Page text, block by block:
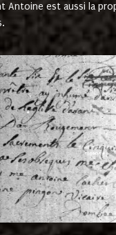
Antoine est aussi la